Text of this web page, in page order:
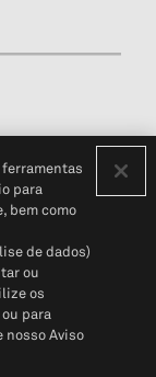
(em inglês)
Global
para
bem como
de dados)
ou
os
para
Aviso